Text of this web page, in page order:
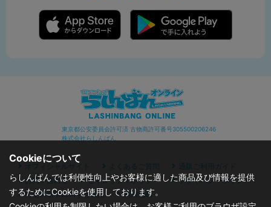
東京都公安委員会許可済 古物商許可番号305500206246
株式会社らしんばん
オフィシャルサイト よくあるご質問
通販ご利用ガイド
お問い合わせ
セキュリティポリシー
プライバシーポリシー
特定商取引に関する表記
利用規約
Cookieについて
らしんばんでは利便性向上やお客様に適した商品及び情報を提供
するためにCookieを使用しております。